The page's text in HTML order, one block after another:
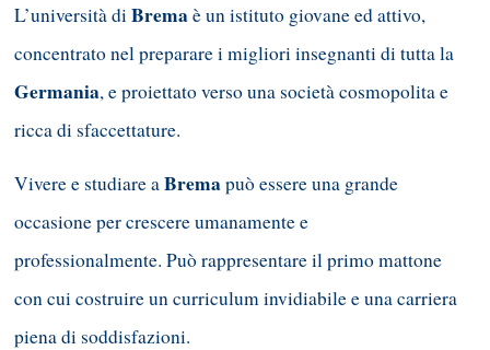
L’università diBremaè un istituto giovane ed attivo,
concentrato nel preparare i migliori insegnanti di tutta la
Germania, e proiettato verso una società cosmopolita e
ricca di sfaccettature.
Vivere e studiare aBremapuò essere una grande
occasione per crescere umanamente e
professionalmente. Può rappresentare il primo mattone
con cui costruire un curriculum invidiabile e una carriera
piena di soddisfazioni.